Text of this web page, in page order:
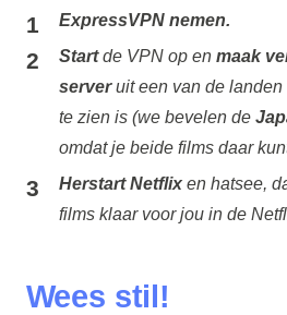
ExpressVPN nemen.
Startde VPN op en maak
serveruit een van de landen
te zien is (we bevelen de
omdat je beide films daar
Herstart Netflixen hatsee,
films klaar voor jou in de
Wees stil!